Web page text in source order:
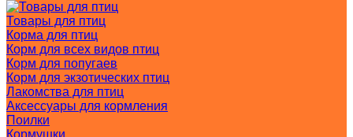
Товары для птиц
Корма для птиц
Корм для всех видов птиц
Корм для попугаев
Корм для экзотических птиц
Лакомства для птиц
Аксессуары для кормления
Поилки
Кормушки